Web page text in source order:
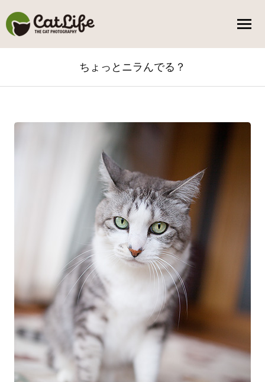
ちょっとニラんでる？